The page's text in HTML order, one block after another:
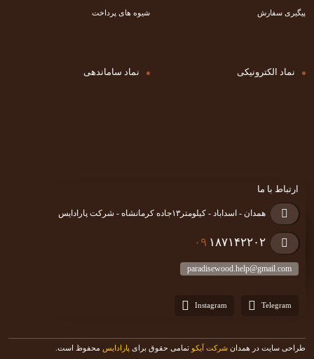
پیگیری سفارش شیوه های پرداخت
نماد الکترونیکی نماد ساماندهی
ارتباط با ما
همدان - اسداباد - کیلومتر۱۳جاده کرمانشاه - شرکت پارادایس
۰۹ ۱۸۷۱۴۲۲۰۲
paradisewood.help@gmail.com
Telegram
Instagram
طراحی سایت در همدان شرکت آیکو تمامی حقوق برای پارادایس محفوظ است.